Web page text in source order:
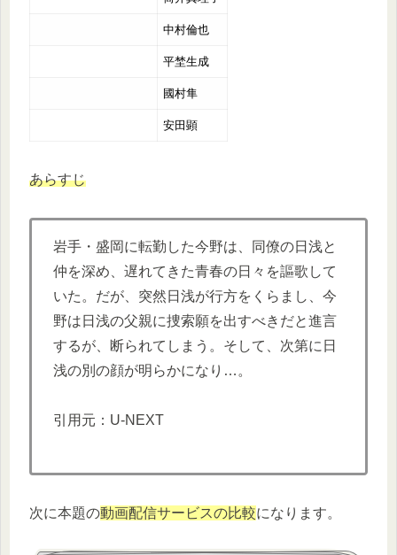
中村倫也
平埜生成
國村隼
安田顕
あらすじ
岩手・盛岡に転勤した今野は、同僚の日浅と
仲を深め、遅れてきた青春の日々を謳歌して
いた。だが、突然日浅が行方をくらまし、今
野は日浅の父親に捜索願を出すべきだと進言
するが、断られてしまう。そして、次第に日
浅の別の顔が明らかになり…。
引用元：U-NEXT
次に本題の動画配信サービスの比較になります。